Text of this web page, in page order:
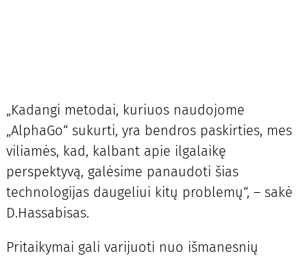
„Kadangi metodai, kuriuos naudojome
„AlphaGo“ sukurti, yra bendros paskirties, mes
viliamės, kad, kalbant apie ilgalaikę
perspektyvą, galėsime panaudoti šias
technologijas daugeliui kitų problemų“, – sakė
D.Hassabisas.
Pritaikymai gali varijuoti nuo išmanesnių